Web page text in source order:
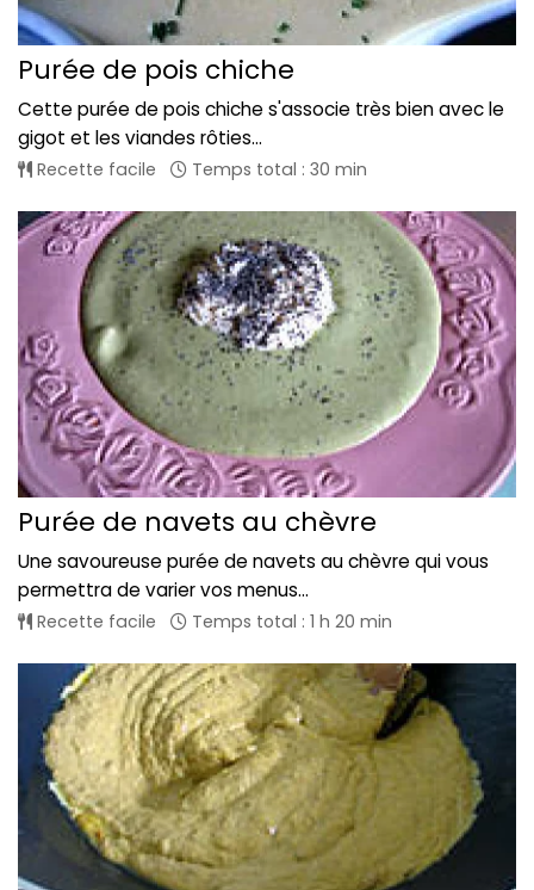
Purée de pois chiche
Cette purée de pois chiche s'associe très bien avec le
gigot et les viandes rôties...
Recette facile Temps total : 30 min
Purée de navets au chèvre
Une savoureuse purée de navets au chèvre qui vous
permettra de varier vos menus...
Recette facile Temps total : 1 h 20 min